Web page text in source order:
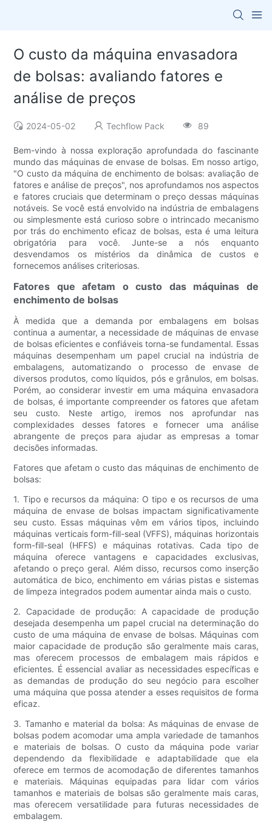
O custo da máquina envasadora
de bolsas: avaliando fatores e
análise de preços
2024-05-02 Techflow Pack 89
Bem-vindo à nossa exploração aprofundada do fascinante
mundo das máquinas de envase de bolsas. Em nosso artigo,
"O custo da máquina de enchimento de bolsas: avaliação de
fatores e análise de preços", nos aprofundamos nos aspectos
e fatores cruciais que determinam o preço dessas máquinas
notáveis. Se você está envolvido na indústria de embalagens
ou simplesmente está curioso sobre o intrincado mecanismo
por trás do enchimento eficaz de bolsas, esta é uma leitura
obrigatória para você. Junte-se a nós enquanto
desvendamos os mistérios da dinâmica de custos e
fornecemos análises criteriosas.
Fatores que afetam o custo das máquinas de
enchimento de bolsas
À medida que a demanda por embalagens em bolsas
continua a aumentar, a necessidade de máquinas de envase
de bolsas eficientes e confiáveis ​​torna-se fundamental. Essas
máquinas desempenham um papel crucial na indústria de
embalagens, automatizando o processo de envase de
diversos produtos, como líquidos, pós e grânulos, em bolsas.
Porém, ao considerar investir em uma máquina envasadora
de bolsas, é importante compreender os fatores que afetam
seu custo. Neste artigo, iremos nos aprofundar nas
complexidades desses fatores e fornecer uma análise
abrangente de preços para ajudar as empresas a tomar
decisões informadas.
Fatores que afetam o custo das máquinas de enchimento de
bolsas:
1. Tipo e recursos da máquina: O tipo e os recursos de uma
máquina de envase de bolsas impactam significativamente
seu custo. Essas máquinas vêm em vários tipos, incluindo
máquinas verticais form-fill-seal (VFFS), máquinas horizontais
form-fill-seal (HFFS) e máquinas rotativas. Cada tipo de
máquina oferece vantagens e capacidades exclusivas,
afetando o preço geral. Além disso, recursos como inserção
automática de bico, enchimento em várias pistas e sistemas
de limpeza integrados podem aumentar ainda mais o custo.
2. Capacidade de produção: A capacidade de produção
desejada desempenha um papel crucial na determinação do
custo de uma máquina de envase de bolsas. Máquinas com
maior capacidade de produção são geralmente mais caras,
mas oferecem processos de embalagem mais rápidos e
eficientes. É essencial avaliar as necessidades específicas e
as demandas de produção do seu negócio para escolher
uma máquina que possa atender a esses requisitos de forma
eficaz.
3. Tamanho e material da bolsa: As máquinas de envase de
bolsas podem acomodar uma ampla variedade de tamanhos
e materiais de bolsas. O custo da máquina pode variar
dependendo da flexibilidade e adaptabilidade que ela
oferece em termos de acomodação de diferentes tamanhos
e materiais. Máquinas equipadas para lidar com vários
tamanhos e materiais de bolsas são geralmente mais caras,
mas oferecem versatilidade para futuras necessidades de
embalagem.